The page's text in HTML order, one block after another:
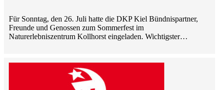
Für Sonntag, den 26. Juli hatte die DKP Kiel Bündnispartner,
Freunde und Genossen zum Sommerfest im
Naturerlebniszentrum Kollhorst eingeladen. Wichtigster…